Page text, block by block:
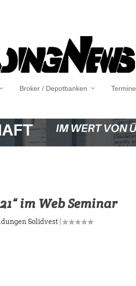
Broker / Depotbanken Termine
im Web Seminar
Solidvest|